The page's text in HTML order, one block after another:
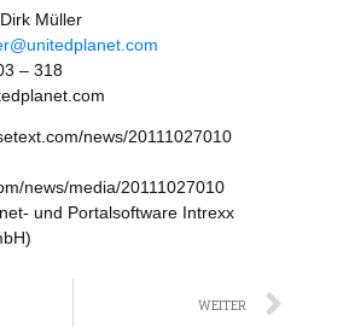
Müller
– 318
news/20111027010
news/media/20111027010
und Portalsoftware Intrexx
WEITER